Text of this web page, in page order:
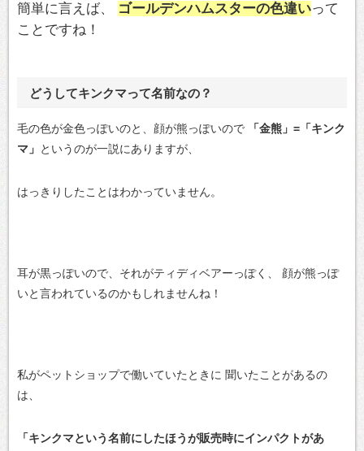
簡単に言えば、 ゴールデンハムスターの色違いって
ことですね！
どうしてキンクマって名前なの？
毛の色が金色っぽいのと、顔が熊っぽいので
「金熊」=「キンク
マ」 というのが一説にありますが、
はっきりしたことはわかっていません。
耳が黒っぽいので、それがティディベアーっぽく、
顔が熊っぽ
いと言われているのかもしれませんね！
私がペットショップで働いていたときに 聞いたことがあるの
は、
「キンクマという名前にしたほうが販売時にインパクトがあ